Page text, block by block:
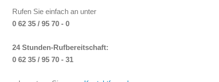
Rufen Sie einfach an unter
0 62 35 / 95 70 - 0
24 Stunden-Rufbereitschaft:
0 62 35 / 95 70 - 31